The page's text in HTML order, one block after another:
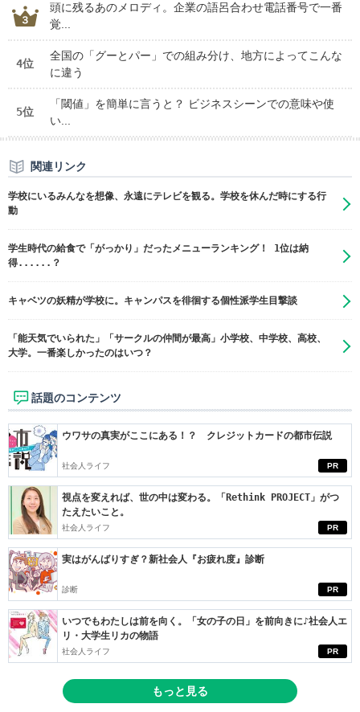
頭に残るあのメロディ。企業の語呂合わせ電話番号で一番
覚...
4位
全国の「グーとパー」での組み分け、地方によってこんな
に違う
5位
「閾値」を簡単に言うと？ ビジネスシーンでの意味や使
い...
関連リンク
学校にいるみんなを想像、永遠にテレビを観る。学校を休んだ時にする行
動
学生時代の給食で「がっかり」だったメニューランキング！ 1位は納
得......？
キャベツの妖精が学校に。キャンパスを徘徊する個性派学生目撃談
「能天気でいられた」「サークルの仲間が最高」小学校、中学校、高校、
大学。一番楽しかったのはいつ？
話題のコンテンツ
PR
ウワサの真実がここにある！？ クレジットカードの都市伝説
社会人ライフ
PR
視点を変えれば、世の中は変わる。「Rethink PROJECT」がつ
たえたいこと。
社会人ライフ
PR
実はがんばりすぎ？新社会人『お疲れ度』診断
診断
PR
いつでもわたしは前を向く。「女の子の日」を前向きに♪社会人エ
リ・大学生リカの物語
社会人ライフ
もっと見る